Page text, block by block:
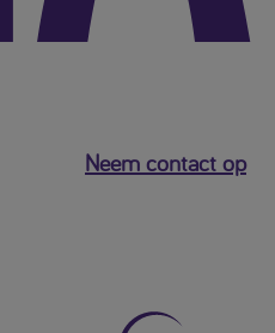
Neem contact op